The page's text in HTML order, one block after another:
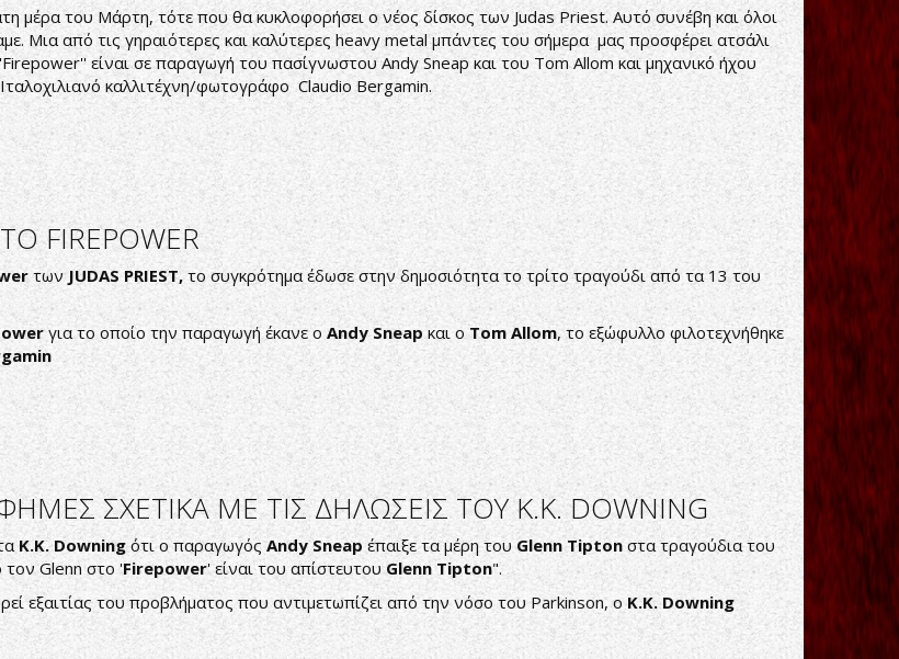
μέρα του Μάρτη, τότε που θα κυκλοφορήσει ο νέος δίσκος των Judas Priest. Αυτό συνέβη και όλοι
Μια από τις γηραιότερες και καλύτερες heavy metal μπάντες του σήμερα μας προσφέρει ατσάλι
είναι σε παραγωγή του πασίγνωστου Andy Sneap και του Tom Allom και μηχανικό ήχου
καλλιτέχνη/φωτογράφο Claudio Bergamin.
FIREPOWER
τωνJUDAS PRIEST, το συγκρότημα έδωσε στην δημοσιότητα το τρίτο τραγούδι από τα 13 του
για το οποίο την παραγωγή έκανε ο Andy Sneapκαι οTom Allom, το εξώφυλλο φιλοτεχνήθηκε
ΣΧΕΤΙΚΑ ΜΕ ΤΙΣ ΔΗΛΩΣΕΙΣ ΤΟΥ K.K. DOWNING
K.K. Downingότι ο παραγωγόςAndy Sneap έπαιξε τα μέρη τουGlenn Tipton στα τραγούδια του
Glenn στο 'Firepower' είναι του απίστευτουGlenn Tipton".
εξαιτίας του προβλήματος που αντιμετωπίζει από την νόσο του Parkinson, οK.K.Downing